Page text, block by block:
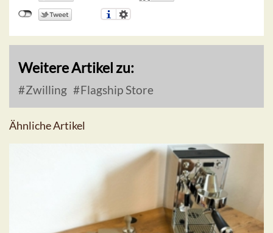
Weitere Artikel zu:
Zwilling Flagship Store
Ähnliche Artikel